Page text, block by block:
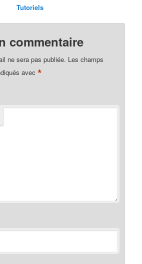
Tutoriels
commentaire
ne sera pas publiée. Les champs
avec*